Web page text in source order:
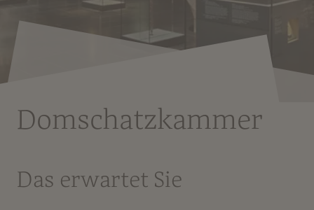
Domschatzkammer
Das erwartet Sie